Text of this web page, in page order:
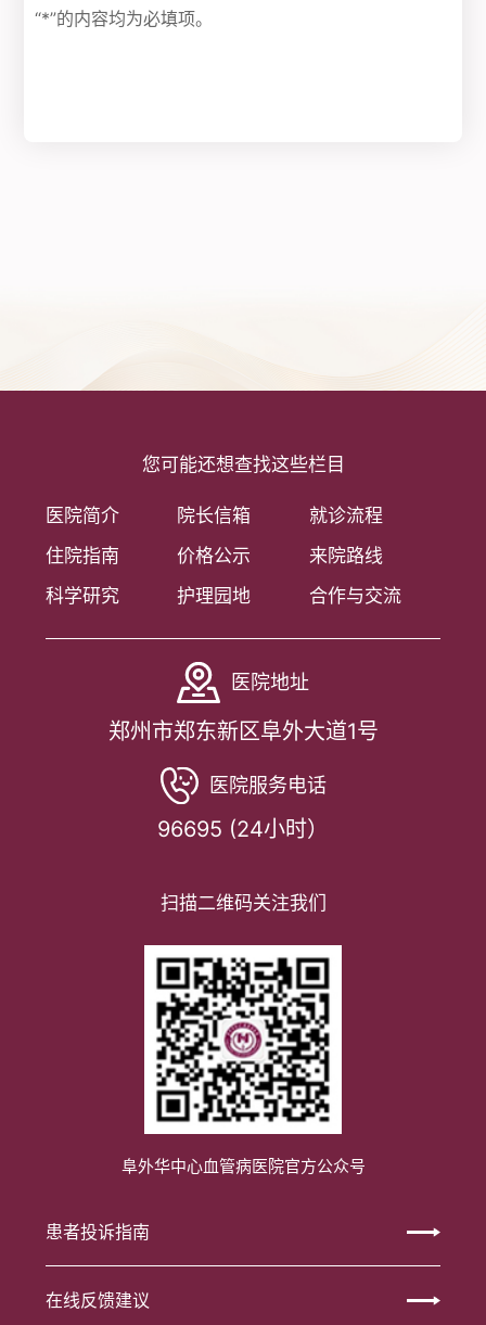
“*”的内容均为必填项。
您可能还想查找这些栏目
医院简介 院长信箱
就诊流程
住院指南
价格公示
来院路线
科学研究
护理园地 合作与交流
医院地址
郑州市郑东新区阜外大道1号
医院服务电话
96695 (24小时）
扫描二维码关注我们
阜外华中心血管病医院官方公众号
患者投诉指南
在线反馈建议